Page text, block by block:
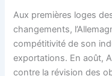
Aux premières loges
changements,
compétitivité de son
exportations. En août,
contre la révision des